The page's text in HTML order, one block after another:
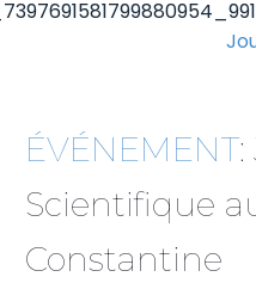
Scientifique
Constantine